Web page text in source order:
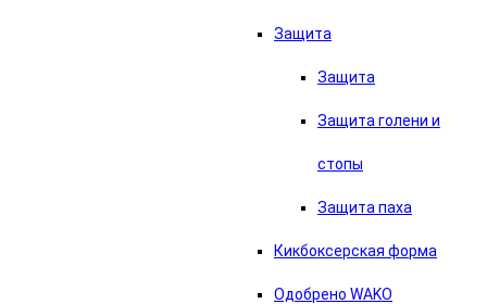
Защита
Защита
Защита голени и
стопы
Защита паха
Кикбоксерская форма
Одобрено WAKO